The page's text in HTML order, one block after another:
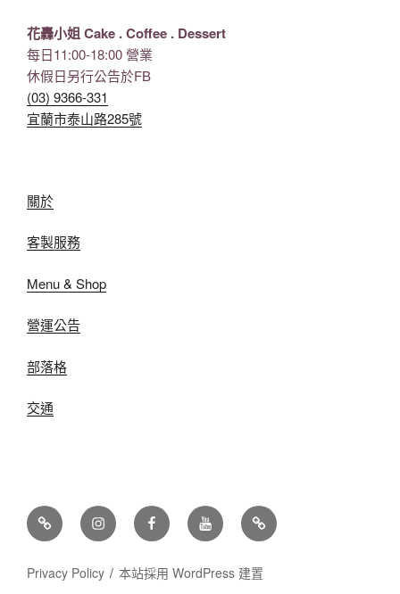
花轟小姐 Cake . Coffee . Dessert
每日11:00-18:00 營業
休假日另行公告於FB
(03) 9366-331
宜蘭市泰山路285號
關於
客製服務
Menu & Shop
營運公告
部落格
交通
Line IG FB YoutubeGoogle
map
Privacy Policy 本站採用 WordPress 建置